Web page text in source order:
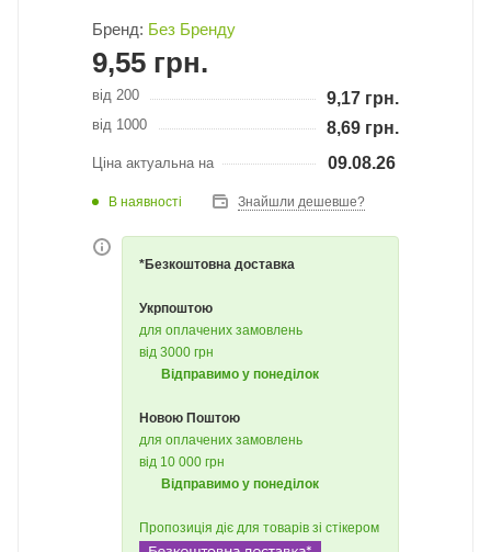
Бренд: Без Бренду
9,55 грн.
від 200 9,17 грн.
від 1000 8,69 грн.
Ціна актуальна на 09.08.26
В наявності Знайшли дешевше?
*Безкоштовна доставка
Укрпоштою
для оплачених замовлень
від 3000 грн
Відправимо у понеділок
Новою Поштою
для оплачених замовлень
від 10 000 грн
Відправимо у понеділок
Пропозиція діє для товарів зі стікером